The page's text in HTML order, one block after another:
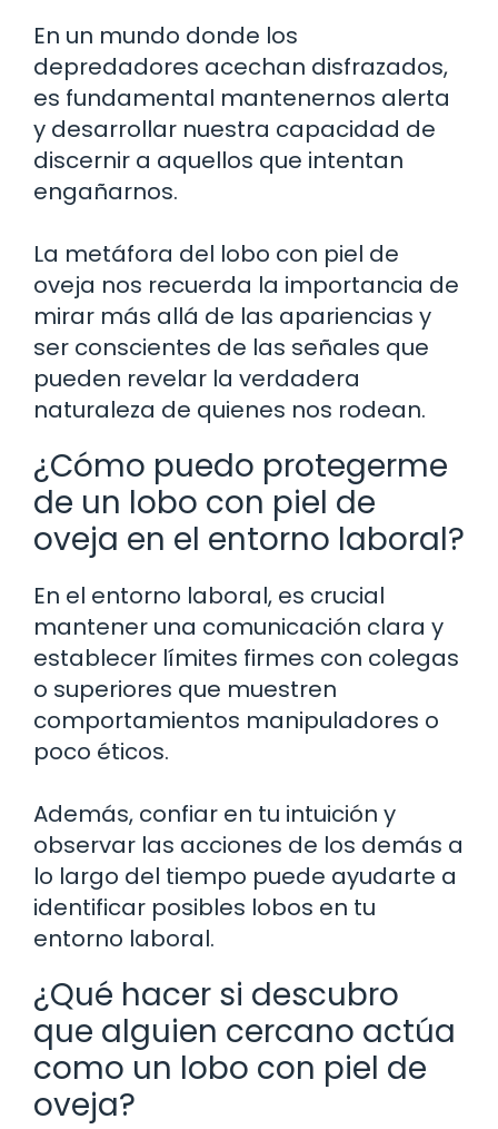
En un mundo donde los
depredadores acechan disfrazados,
es fundamental mantenernos alerta
y desarrollar nuestra capacidad de
discernir a aquellos que intentan
engañarnos.
La metáfora del lobo con piel de
oveja nos recuerda la importancia de
mirar más allá de las apariencias y
ser conscientes de las señales que
pueden revelar la verdadera
naturaleza de quienes nos rodean.
¿Cómo puedo protegerme
de un lobo con piel de
oveja en el entorno laboral?
En el entorno laboral, es crucial
mantener una comunicación clara y
establecer límites firmes con colegas
o superiores que muestren
comportamientos manipuladores o
poco éticos.
Además, confiar en tu intuición y
observar las acciones de los demás a
lo largo del tiempo puede ayudarte a
identificar posibles lobos en tu
entorno laboral.
¿Qué hacer si descubro
que alguien cercano actúa
como un lobo con piel de
oveja?